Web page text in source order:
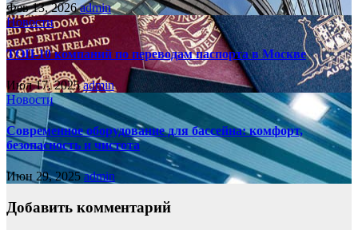
Фев 13, 2026admin
Новости
ТОП-10 компаний по переводам паспорта в Москве
Июл 17, 2025admin
Новости
Современное оборудование для бассейна: комфорт,
безопасность и чистота
Июн 29, 2025admin
Добавить комментарий